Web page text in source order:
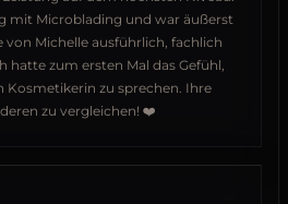
mit Microblading und war äußerst
Michelle ausführlich, fachlich
hatte zum ersten Mal das Gefühl,
zu sprechen. Ihre
zu vergleichen! ❤️